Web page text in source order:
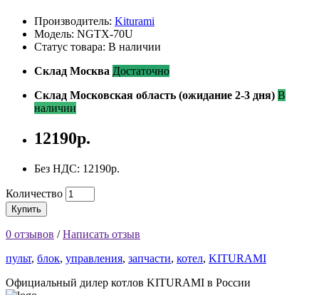
Производитель: Kiturami
Модель: NGTX-70U
Статус товара: В наличии
Склад Москва Достаточно
Склад Московская область (ожидание 2-3 дня) В
наличии
12190р.
Без НДС: 12190р.
Количество
Купить
0 отзывов /Написать отзыв
пульт, блок, управления, запчасти, котел, KITURAMI
Официальный дилер котлов KITURAMI в России